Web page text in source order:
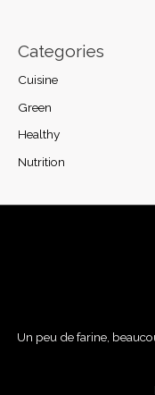
Categories
Cuisine
Green
Healthy
Nutrition
Un peu de farine,